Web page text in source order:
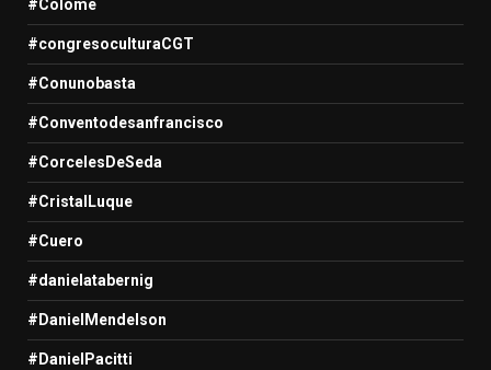
#Colomé
#congresoculturaCGT
#Conunobasta
#Conventodesanfrancisco
#CorcelesDeSeda
#CristalLuque
#Cuero
#danielatabernig
#DanielMendelson
#DanielPacitti